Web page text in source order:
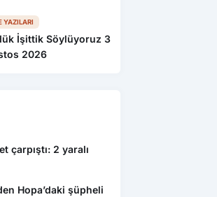
YAZILARI
İşittik Söylüyoruz 3
2026
çarpıştı: 2 yaralı
Hopa’daki şüpheli